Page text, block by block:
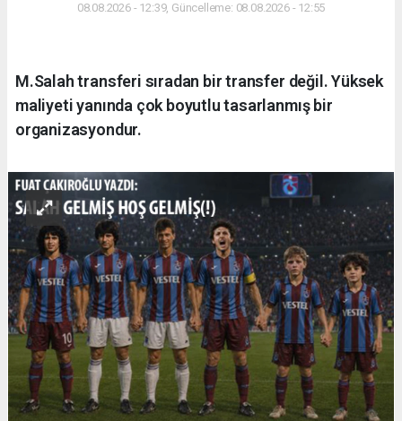
08.08.2026 - 12:39, Güncelleme: 08.08.2026 - 12:55
M.Salah transferi sıradan bir transfer değil. Yüksek
maliyeti yanında çok boyutlu tasarlanmış bir
organizasyondur.